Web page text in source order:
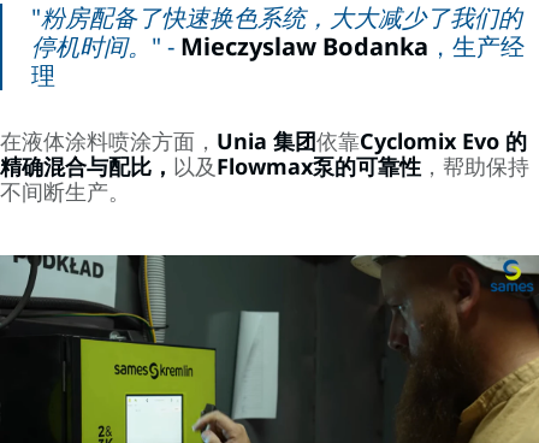
"粉房配备了快速换色系统，大大减少了我们的
停机时间。" - Mieczyslaw Bodanka ，生产经
理
在液体涂料喷涂方面， Unia 集团依靠Cyclomix Evo 的
精确混合与配比， 以及Flowmax泵的可靠性 ，帮助保持
不间断生产。